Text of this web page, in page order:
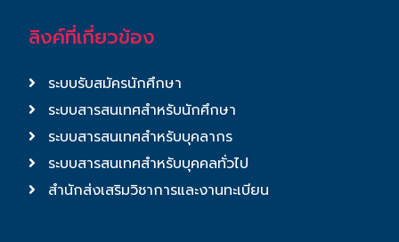
ลิงค์ที่เกี่ยวข้อง
ระบบรับสมัครนักศึกษา
ระบบสารสนเทศสำหรับนักศึกษา
ระบบสารสนเทศสำหรับบุคลากร
ระบบสารสนเทศสำหรับบุคคลทั่วไป
สำนักส่งเสริมวิชาการและงานทะเบียน